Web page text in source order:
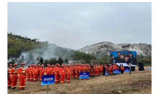
넸地面站系统
无人机配套吊舱
넸航拍吊舱